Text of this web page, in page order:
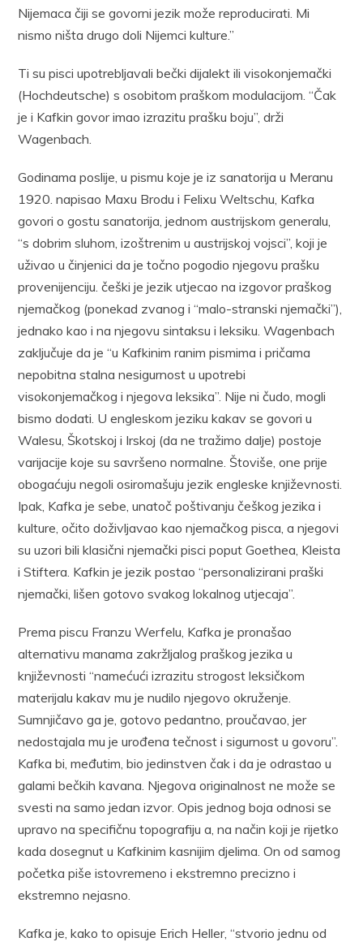
Nijemaca čiji se govorni jezik može reproducirati. Mi
nismo ništa drugo doli Nijemci kulture.”
Ti su pisci upotrebljavali bečki dijalekt ili visokonjemački
(Hochdeutsche) s osobitom praškom modulacijom. “Čak
je i Kafkin govor imao izrazitu prašku boju”, drži
Wagenbach.
Godinama poslije, u pismu koje je iz sanatorija u Meranu
1920. napisao Maxu Brodu i Felixu Weltschu, Kafka
govori o gostu sanatorija, jednom austrijskom generalu,
“s dobrim sluhom, izoštrenim u austrijskoj vojsci”, koji je
uživao u činjenici da je točno pogodio njegovu prašku
provenijenciju. češki je jezik utjecao na izgovor praškog
njemačkog (ponekad zvanog i “malo-stranski njemački”),
jednako kao i na njegovu sintaksu i leksiku. Wagenbach
zaključuje da je “u Kafkinim ranim pismima i pričama
nepobitna stalna nesigurnost u upotrebi
visokonjemačkog i njegova leksika”. Nije ni čudo, mogli
bismo dodati. U engleskom jeziku kakav se govori u
Walesu, Škotskoj i Irskoj (da ne tražimo dalje) postoje
varijacije koje su savršeno normalne. Štoviše, one prije
obogaćuju negoli osiromašuju jezik engleske književnosti.
Ipak, Kafka je sebe, unatoč poštivanju češkog jezika i
kulture, očito doživljavao kao njemačkog pisca, a njegovi
su uzori bili klasični njemački pisci poput Goethea, Kleista
i Stiftera. Kafkin je jezik postao “personalizirani praški
njemački, lišen gotovo svakog lokalnog utjecaja”.
Prema piscu Franzu Werfelu, Kafka je pronašao
alternativu manama zakržljalog praškog jezika u
književnosti “namećući izrazitu strogost leksičkom
materijalu kakav mu je nudilo njegovo okruženje.
Sumnjičavo ga je, gotovo pedantno, proučavao, jer
nedostajala mu je urođena tečnost i sigurnost u govoru”.
Kafka bi, međutim, bio jedinstven čak i da je odrastao u
galami bečkih kavana. Njegova originalnost ne može se
svesti na samo jedan izvor. Opis jednog boja odnosi se
upravo na specifičnu topografiju a, na način koji je rijetko
kada dosegnut u Kafkinim kasnijim djelima. On od samog
početka piše istovremeno i ekstremno precizno i
ekstremno nejasno.
Kafka je, kako to opisuje Erich Heller, “stvorio jednu od